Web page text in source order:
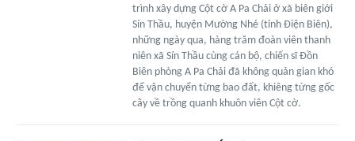
trình xây dựng Cột cờ A Pa Chải ở xã biên giới
Sín Thầu, huyện Mường Nhé (tỉnh Điện Biên),
những ngày qua, hàng trăm đoàn viên thanh
niên xã Sín Thầu cùng cán bộ, chiến sĩ Đồn
Biên phòng A Pa Chải đã không quản gian khó
để vận chuyển từng bao đất, khiêng từng gốc
cây về trồng quanh khuôn viên Cột cờ.